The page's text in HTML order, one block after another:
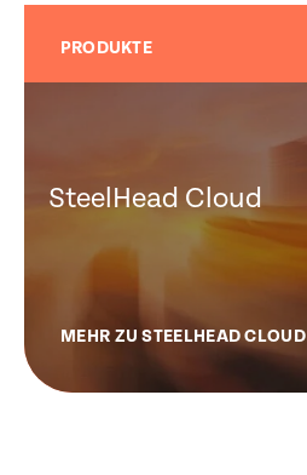
PRODUKTE
SteelHead Cloud
MEHR ZU STEELHEAD CLOUD